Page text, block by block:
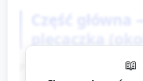
Część
plecaczka
Przygotowanie przed📖